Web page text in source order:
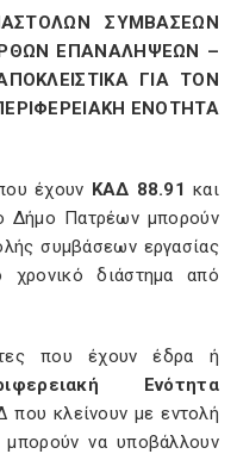
ΣΥΜΒΑΣΕΩΝ
ΕΠΑΝΑΛΗΨΕΩΝ –
ΓΙΑ ΤΟΝ
ΕΝΟΤΗΤΑ
έχουν ΚΑΔ 88.91 και
Δήμο Πατρέων μπορούν
συμβάσεων εργασίας
διάστημα από
που έχουν έδρα ή
Ενότητα
που κλείνουν με εντολή
να υποβάλλουν